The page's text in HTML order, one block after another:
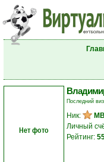
Нет фото
Последний
Ник:
Личный
Рейтинг: